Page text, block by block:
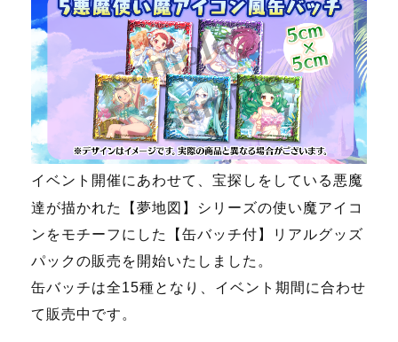
イベント開催にあわせて、宝探しをしている悪魔
達が描かれた【夢地図】シリーズの使い魔アイコ
ンをモチーフにした【缶バッチ付】リアルグッズ
パックの販売を開始いたしました。
缶バッチは全15種となり、イベント期間に合わせ
て販売中です。